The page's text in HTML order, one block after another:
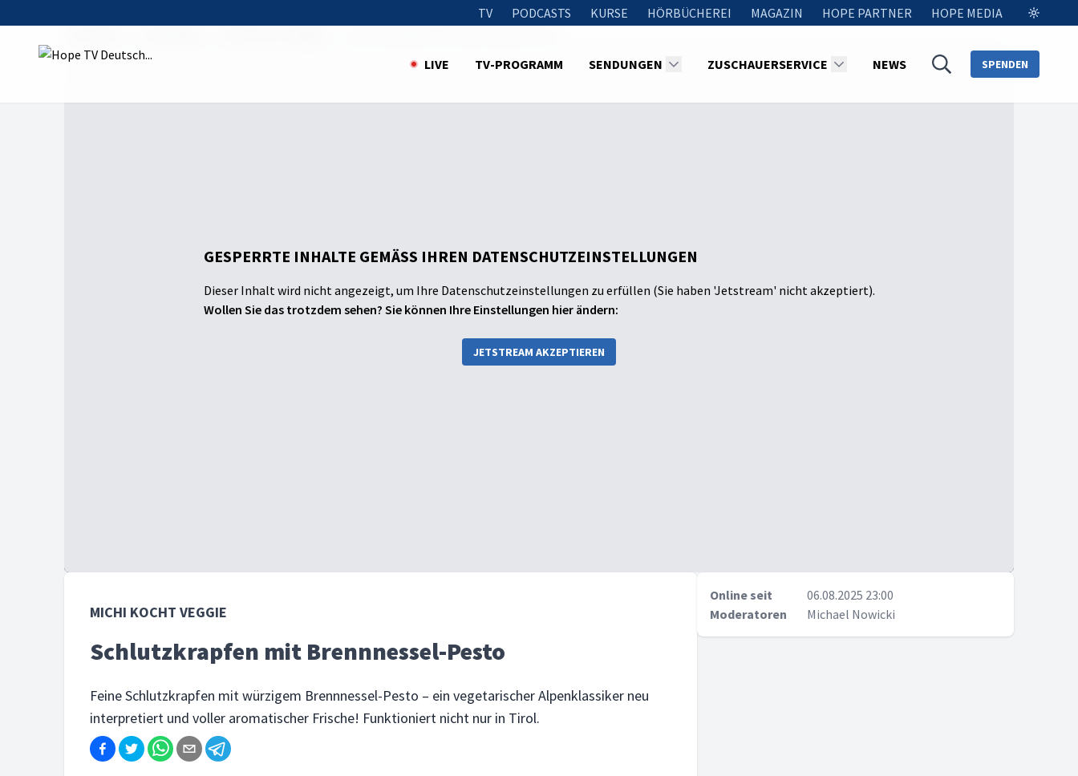
TV PODCASTS KURSE HÖRBÜCHEREI MAGAZIN HOPE PARTNER HOPE MEDIA
LIVE TV-PROGRAMM SENDUNGEN ZUSCHAUERSERVICE NEWS SPENDEN
GESPERRTE INHALTE GEMÄSS IHREN DATENSCHUTZEINSTELLUNGEN
Dieser Inhalt wird nicht angezeigt, um Ihre Datenschutzeinstellungen zu erfüllen (Sie haben 'Jetstream' nicht akzeptiert).
Wollen Sie das trotzdem sehen? Sie können Ihre Einstellungen hier ändern:
JETSTREAM AKZEPTIEREN
MICHI KOCHT VEGGIE
Schlutzkrapfen mit Brennnessel-Pesto
Feine Schlutzkrapfen mit würzigem Brennnessel-Pesto – ein vegetarischer Alpenklassiker neu
interpretiert und voller aromatischer Frische! Funktioniert nicht nur in Tirol.
Online seit
06.08.2025 23:00
Moderatoren
Michael Nowicki